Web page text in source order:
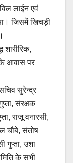
लाईन एवं
जिसमें खिचड़ी
शारीरिक,
आवास पर
सुरेन्द्र
संरक्षक
राजू वनारसी,
चौबे, संतोष
गुप्ता, उशा
के सभी